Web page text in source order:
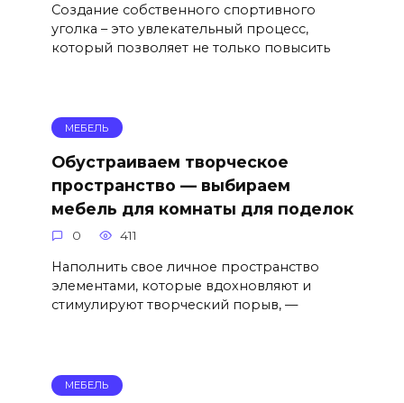
Создание собственного спортивного
уголка – это увлекательный процесс,
который позволяет не только повысить
МЕБЕЛЬ
Обустраиваем творческое
пространство — выбираем
мебель для комнаты для поделок
0 411
Наполнить свое личное пространство
элементами, которые вдохновляют и
стимулируют творческий порыв, —
МЕБЕЛЬ